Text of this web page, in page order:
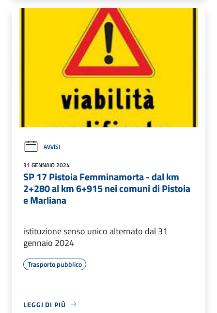
AVVISI
31 GENNAIO 2024
SP 17 Pistoia Femminamorta - dal km
2+280 al km 6+915 nei comuni di Pistoia
e Marliana
istituzione senso unico alternato dal 31
gennaio 2024
Trasporto pubblico
LEGGI DI PIÙ